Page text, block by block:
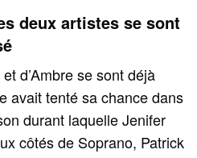
deux artistes se sont
d’Ambre se sont déjà
avait tenté sa chance dans
durant laquelle Jenifer
côtés de Soprano, Patrick